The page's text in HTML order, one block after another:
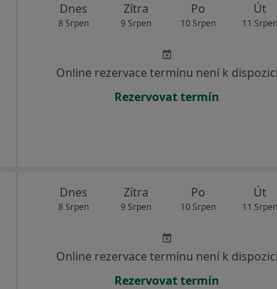
Dnes
8 Srpen
Zítra
9 Srpen
Po
10 Srpen
Út
11 Srpen
Online rezervace termínu není k dispozici
Rezervovat termín
Dnes
8 Srpen
Zítra
9 Srpen
Po
10 Srpen
Út
11 Srpen
Online rezervace termínu není k dispozici
Rezervovat termín